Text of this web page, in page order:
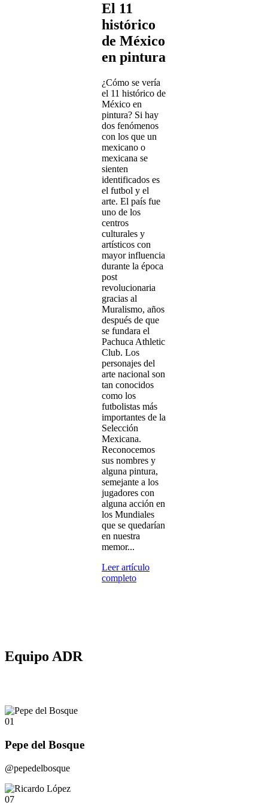
El 11
histórico
de México
en pintura
¿Cómo se vería
el 11 histórico de
México en
pintura? Si hay
dos fenómenos
con los que un
mexicano o
mexicana se
sienten
identificados es
el futbol y el
arte. El país fue
uno de los
centros
culturales y
artísticos con
mayor influencia
durante la época
post
revolucionaria
gracias al
Muralismo, años
después de que
se fundara el
Pachuca Athletic
Club. Los
personajes del
arte nacional son
tan conocidos
como los
futbolistas más
importantes de la
Selección
Mexicana.
Reconocemos
sus nombres y
alguna pintura,
semejante a los
jugadores con
alguna acción en
los Mundiales
que se quedarían
en nuestra
memor...
Leer artículo
completo
Equipo ADR
01
Pepe del Bosque
@pepedelbosque
07